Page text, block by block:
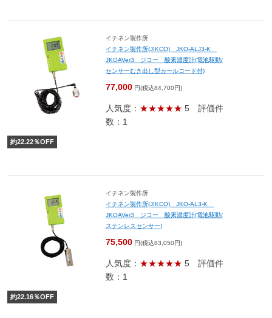
イチネン製作所
イチネン製作所(JIKCO) JKO-ALJ3-K
JKOAVer3 ジコー 酸素濃度計(電池駆動/
センサーむき出し型カールコード付)
77,000 円(税込84,700円)
人気度： ★★★★★ 5 評価件
数：1
約22.22％OFF
イチネン製作所
イチネン製作所(JIKCO) JKO-AL3-K
JKOAVer3 ジコー 酸素濃度計(電池駆動/
ステンレスセンサー)
75,500 円(税込83,050円)
人気度： ★★★★★ 5 評価件
数：1
約22.16％OFF